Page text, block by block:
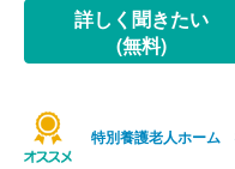
・時間外手当
【賞与】年2
【通勤手当】
【昇給】年1
詳しく聞きたい
(無料)
特別養護老人ホーム